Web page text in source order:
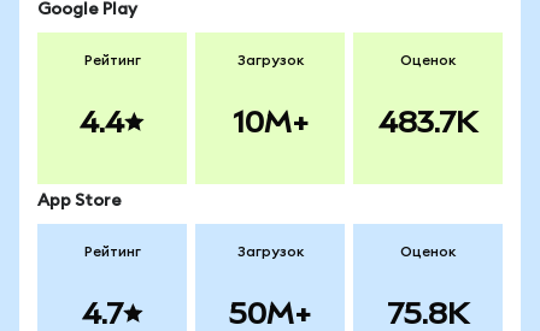
Google Play
Рейтинг
4.4
Загрузок
10M+
Оценок
483.7K
App Store
Рейтинг
4.7
Загрузок
50M+
Оценок
75.8K